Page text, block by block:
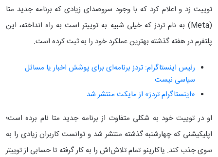
توییت زد و اعلام کرد که با وجود سروصدای زیادی که برنامه جدید متا
(Meta) به نام تردز که خیلی شبیه به توییتر است به راه انداخته، این
پلتفرم در هفته گذشته بهترین عملکرد خود را به ثبت کرده است.
رئیس اینستاگرام: تردز برنامه‌ای برای پوشش اخبار یا مسائل
سیاسی نیست
«اینستاگرام تردز» از مایکت منتشر شد
او در توییت خود به شکلی متفاوت از برنامه جدید متا نام برده است؛
اپلیکیشنی که چهارشنبه گذشته منتشر شد و توانست کاربران زیادی را به
سوی جذب کند. یاکارینو تمام تلاش‌اش را به کار گرفته تا حسابی از توییتر